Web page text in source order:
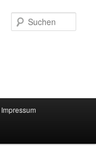
Impressum